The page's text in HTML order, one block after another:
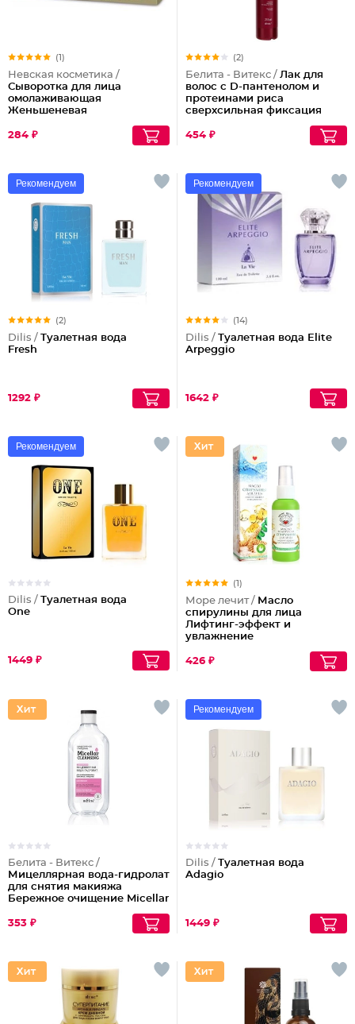
(1)
Невская косметика /
Сыворотка для лица
омолаживающая
Женьшеневая
284 ₽
(2)
Белита - Витекс / Лак для
волос с D-пантенолом и
протеинами риса
сверхсильная фиксация
454 ₽
Рекомендуем
(2)
Dilis / Туалетная вода
Fresh
1292 ₽
Рекомендуем
(14)
Dilis / Туалетная вода Elite
Arpeggio
1642 ₽
Рекомендуем
Dilis / Туалетная вода
One
1449 ₽
(1)
Море лечит / Масло
спирулины для лица
Лифтинг-эффект и
увлажнение
426 ₽
Белита - Витекс /
Мицеллярная вода-гидролат
для снятия макияжа
Бережное очищение Micellar
353 ₽
Рекомендуем
Dilis / Туалетная вода
Adagio
1449 ₽